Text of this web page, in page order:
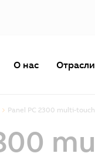
О нас Отрасли
Panel PC 2300 multi-touch